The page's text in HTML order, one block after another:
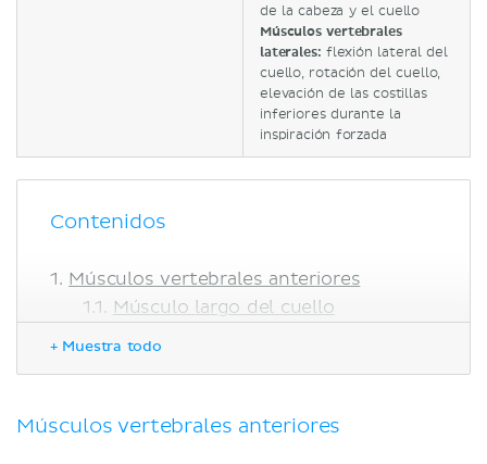
de la cabeza y el cuello
Músculos vertebrales
laterales: flexión lateral del
cuello, rotación del cuello,
elevación de las costillas
inferiores durante la
inspiración forzada
Contenidos
Músculos vertebrales anteriores
Músculo largo del cuello
Músculo escaleno anterior
+ Muestra todo
Músculos vertebrales anteriores